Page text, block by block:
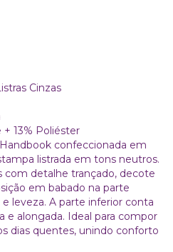
Cinzas
+ 13% Poliéster
confeccionada em
listrada em tons neutros.
com detalhe trançado, decote
em babado na parte
leveza. A parte inferior conta
alongada. Ideal para compor
dias quentes, unindo conforto